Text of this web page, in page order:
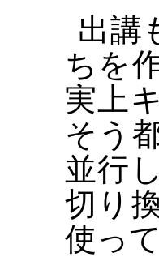
出講
ちを
実上
そう
並行
切り
使っ